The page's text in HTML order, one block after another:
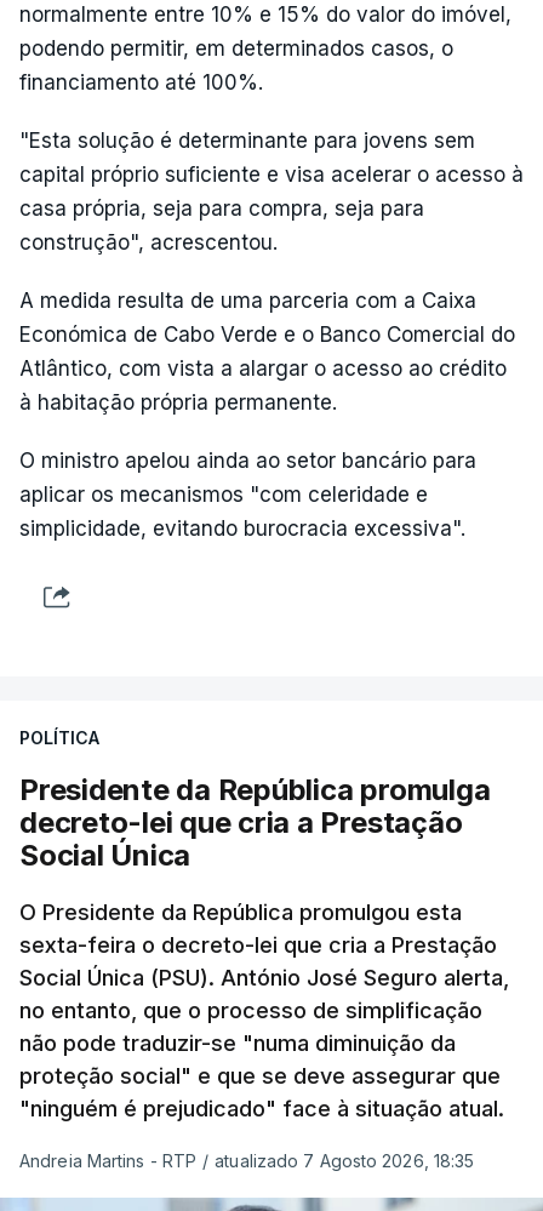
normalmente entre 10% e 15% do valor do imóvel,
podendo permitir, em determinados casos, o
financiamento até 100%.
"Esta solução é determinante para jovens sem
capital próprio suficiente e visa acelerar o acesso à
casa própria, seja para compra, seja para
construção", acrescentou.
A medida resulta de uma parceria com a Caixa
Económica de Cabo Verde e o Banco Comercial do
Atlântico, com vista a alargar o acesso ao crédito
à habitação própria permanente.
O ministro apelou ainda ao setor bancário para
aplicar os mecanismos "com celeridade e
simplicidade, evitando burocracia excessiva".
POLÍTICA
Presidente da República promulga
decreto-lei que cria a Prestação
Social Única
O Presidente da República promulgou esta
sexta-feira o decreto-lei que cria a Prestação
Social Única (PSU). António José Seguro alerta,
no entanto, que o processo de simplificação
não pode traduzir-se "numa diminuição da
proteção social" e que se deve assegurar que
"ninguém é prejudicado" face à situação atual.
Andreia Martins - RTP / atualizado 7 Agosto 2026, 18:35